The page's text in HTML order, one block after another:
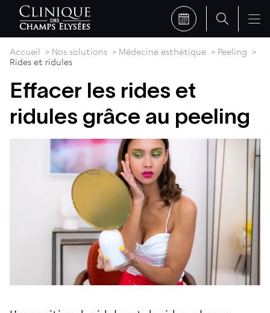
Accueil Nos solutions Médecine esthétique
Peeling
Rides et ridules
Effacer les rides et
ridules grâce au peeling